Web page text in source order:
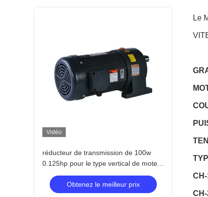
Vidéo
réducteur de transmission de 100w
0.125hp pour le type vertical de moteur
électrique avec le type de cv de bride
Obtenez le meilleur prix
Le